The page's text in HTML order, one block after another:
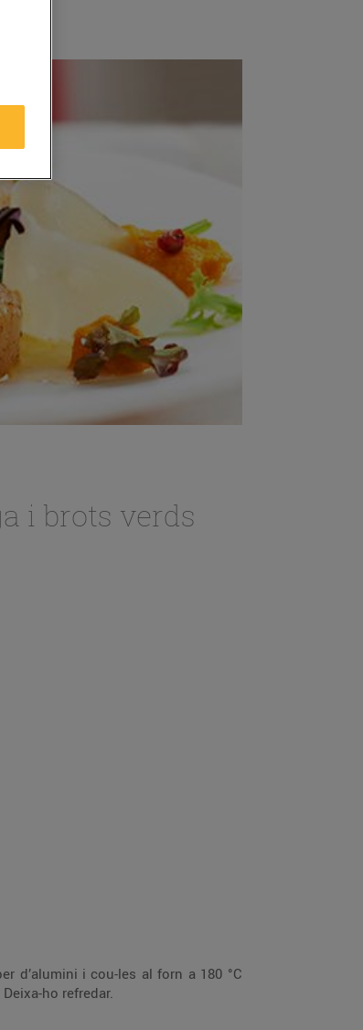
i brots verds
durant 15 min. Escorre-les i tritura-les en calent amb 100 g de mantega, la cúrcuma, el comí, sal i pebre blanc. Deixa-ho refredar.